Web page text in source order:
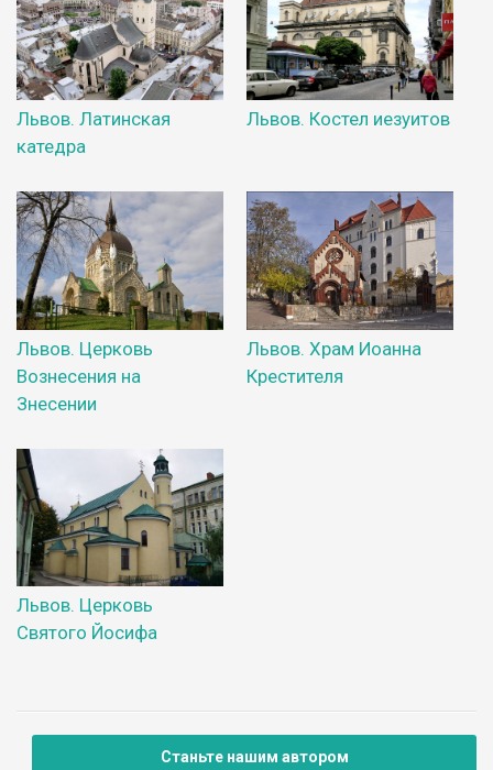
Львов. Латинская
катедра
Львов. Костел иезуитов
Львов. Церковь
Вознесения на
Знесении
Львов. Храм Иоанна
Крестителя
Львов. Церковь
Святого Йосифа
Станьте нашим автором